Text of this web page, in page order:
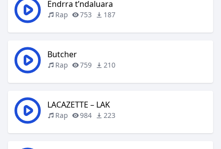
Ëndrra t’ndaluara
Rap 753 187
Butcher
Rap 759 210
LACAZETTE – LAK
Rap 984 223